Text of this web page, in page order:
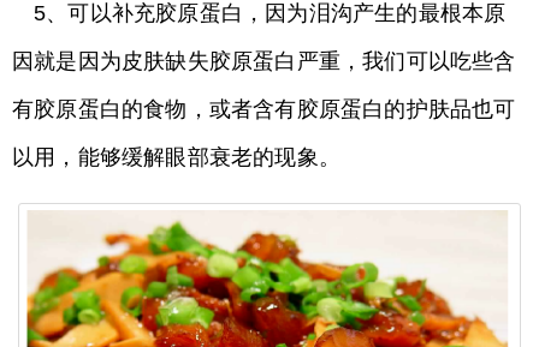
5、可以补充胶原蛋白，因为泪沟产生的最根本原
因就是因为皮肤缺失胶原蛋白严重，我们可以吃些含
有胶原蛋白的食物，或者含有胶原蛋白的护肤品也可
以用，能够缓解眼部衰老的现象。